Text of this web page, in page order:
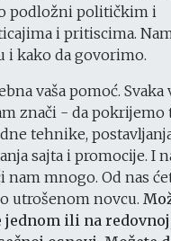
podložni političkim i
i pritiscima.
i kako da govorimo.
vaša pomoć. Svaka
znači - da pokrijemo
tehnike,
sajta i promocije. I
nam mnogo. Od nas
utrošenom novcu.
jednom ili na